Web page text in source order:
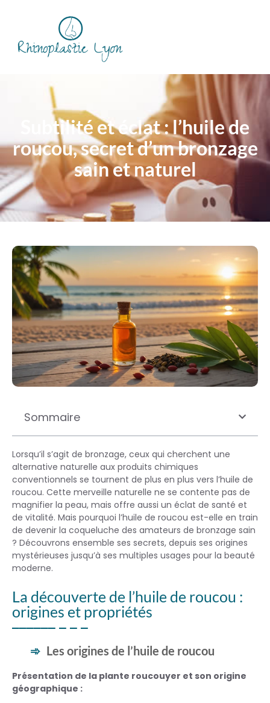
Subtilité et éclat : l’huile de
roucou, secret d’un bronzage
sain et naturel
Sommaire
Lorsqu’il s’agit de bronzage, ceux qui cherchent une
alternative naturelle aux produits chimiques
conventionnels se tournent de plus en plus vers l’huile de
roucou. Cette merveille naturelle ne se contente pas de
magnifier la peau, mais offre aussi un éclat de santé et
de vitalité. Mais pourquoi l’huile de roucou est-elle en train
de devenir la coqueluche des amateurs de bronzage sain
? Découvrons ensemble ses secrets, depuis ses origines
mystérieuses jusqu’à ses multiples usages pour la beauté
moderne.
La découverte de l’huile de roucou :
origines et propriétés
Les origines de l’huile de roucou
Présentation de la plante roucouyer et son origine
géographique :